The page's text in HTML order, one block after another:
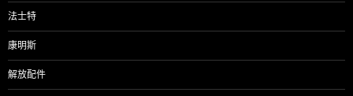
法士特
康明斯
解放配件